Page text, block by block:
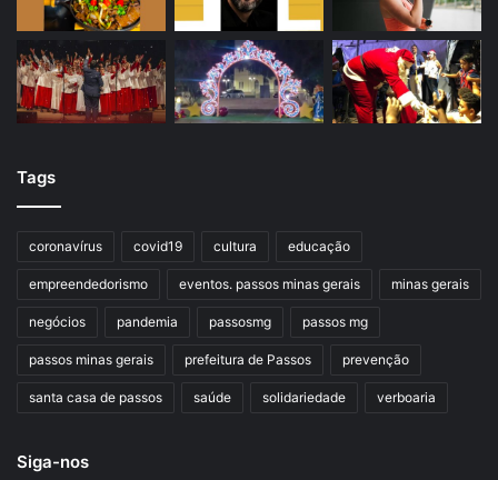
Tags
coronavírus covid19 cultura educação
empreendedorismo eventos. passos minas gerais minas gerais
negócios pandemia passosmg passos mg
passos minas gerais prefeitura de Passos prevenção
santa casa de passos saúde solidariedade verboaria
Siga-nos